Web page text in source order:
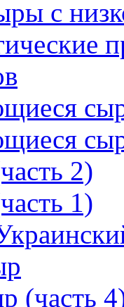
с
2)
1)
(часть